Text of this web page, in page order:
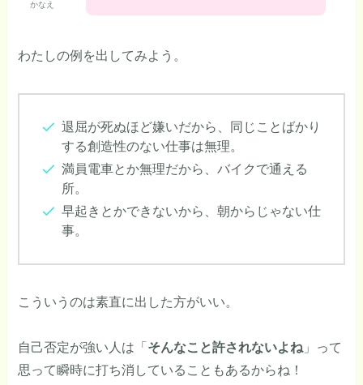
かなえ
わたしの例を出してみよう。
退屈が死ぬほど嫌いだから、同じことばかり
する創造性のない仕事は無理。
満員電車とか無理だから、バイクで通える
所。
早起きとかできないから、朝からじゃない仕
事。
こういうのは素直に出した方がいい。
自己否定が強い人は「 そんなこと許されないよね 」って
思って瞬時に打ち消していることもあるからね！